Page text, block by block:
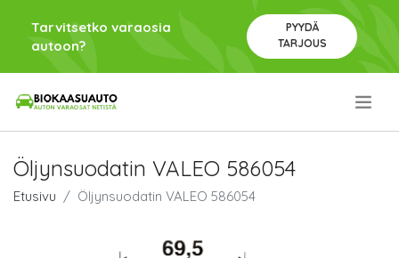
Tarvitsetko varaosia
autoon?
PYYDÄ
TARJOUS
Öljynsuodatin VALEO 586054
Etusivu Öljynsuodatin VALEO 586054